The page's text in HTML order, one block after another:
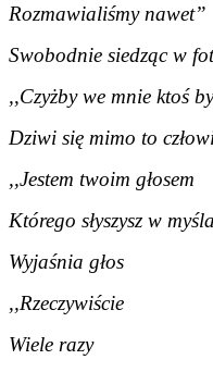
Rozmawialiśmy nawet”
Swobodnie siedząc w
,,Czyżby we mnie ktoś
Dziwi się mimo to
,,Jestem twoim głosem
Którego słyszysz w
Wyjaśnia głos
,,Rzeczywiście
Wiele razy